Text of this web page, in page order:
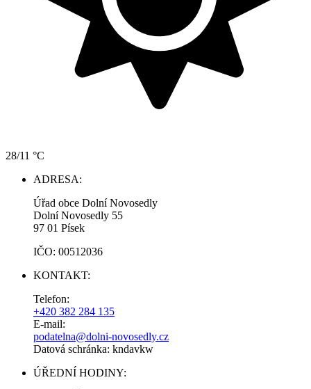
28/11 °C
ADRESA:
Úřad obce Dolní Novosedly
Dolní Novosedly 55
97 01 Písek
IČO: 00512036
KONTAKT:
Telefon:
+420 382 284 135
E-mail:
podatelna@dolni-novosedly.cz
Datová schránka: kndavkw
ÚŘEDNÍ HODINY: